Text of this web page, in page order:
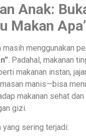
Anak:
Makan Apa’
masih menggunakan
. Padahal, makanan
makanan instan,
manis—bisa
makanan sehat
gizi.
yang sering terjadi: